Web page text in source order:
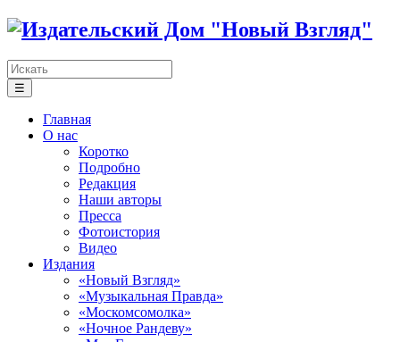
☰
Главная
О нас
Коротко
Подробно
Редакция
Наши авторы
Пресса
Фотоистория
Видео
Издания
«Новый Взгляд»
«Музыкальная Правда»
«Москомсомолка»
«Ночное Рандеву»